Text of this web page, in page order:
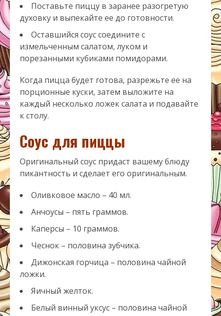
Поставьте пиццу в заранее разогретую
духовку и выпекайте ее до готовности.
Оставшийся соус соедините с
измельченным салатом, луком и
порезанными кубиками помидорами.
Когда пицца будет готова, разрежьте ее на
порционные куски, затем выложите на
каждый несколько ложек салата и подавайте
к столу.
Соус для пиццы
Оригинальный соус придаст вашему блюду
пикантность и сделает его оригинальным.
Оливковое масло – 40 мл.
Анчоусы – пять граммов.
Каперсы – 10 граммов.
Чеснок – половина зубчика.
Дижонская горчица – половина чайной
ложки.
Яичный желток.
Белый винный уксус – половина чайной